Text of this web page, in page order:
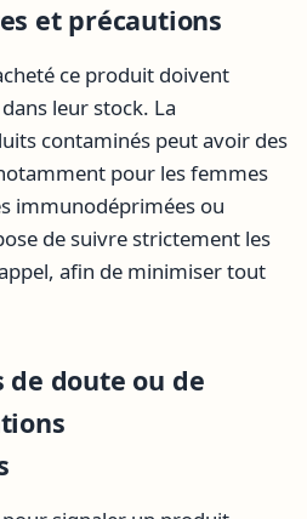
et précautions
ce produit doivent
leur stock. La
contaminés peut avoir des
pour les femmes
immunodéprimées ou
de suivre strictement les
afin de minimiser tout
de doute ou de